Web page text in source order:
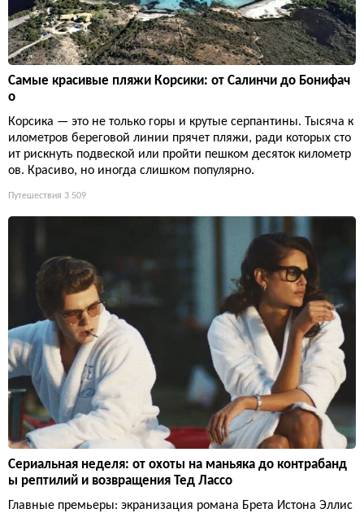
Самые красивые пляжи Корсики: от Салинчи до Бонифач
о
Корсика — это не только горы и крутые серпантины. Тысяча к
илометров береговой линии прячет пляжи, ради которых сто
ит рискнуть подвеской или пройти пешком десяток километр
ов. Красиво, но иногда слишком популярно.
Путешествия 3 509
Сериальная неделя: от охоты на маньяка до контрабанд
ы рептилий и возвращения Тед Лассо
Главные премьеры: экранизация романа Брета Истона Эллис